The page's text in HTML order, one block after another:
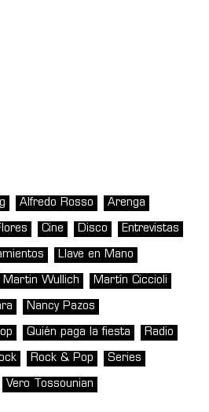
Alfredo Rosso Arenga
Cine Disco Entrevistas
Llave en Mano
Martin Wullich Martín Ciccioli
Nancy Pazos
Quién paga la fiesta Radio
Rock & Pop Series
Vero Tossounian